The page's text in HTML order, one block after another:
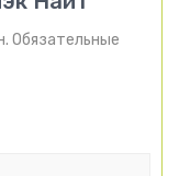
Обязательные